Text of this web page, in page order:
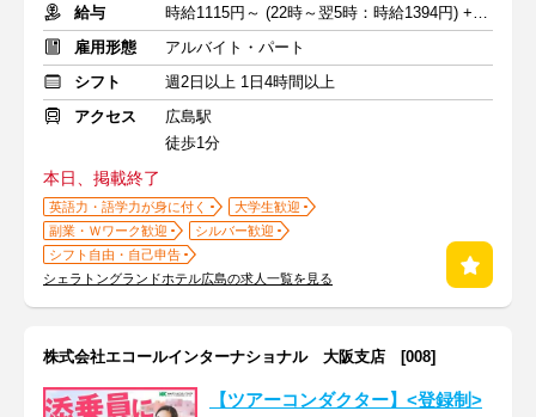
給与
時給1115円～ (22時～翌5時：時給1394円) +交通費
雇用形態
アルバイト・パート
シフト
週2日以上 1日4時間以上
アクセス
広島駅
徒歩1分
本日、掲載終了
英語力・語学力が身に付く
大学生歓迎
副業・Ｗワーク歓迎
シルバー歓迎
シフト自由・自己申告
シェラトングランドホテル広島の求人一覧を見る
株式会社エコールインターナショナル 大阪支店 [008]
【ツアーコンダクター】<登録制>